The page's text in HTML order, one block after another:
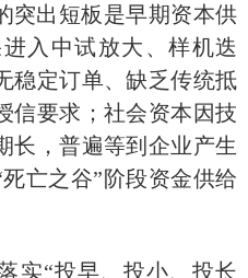
突出短板是早期资本供
入中试放大、样机迭
稳定订单、缺乏传统抵
信要求；社会资本因技
长，普遍等到企业产生
死亡之谷”阶段资金供给
实“投早、投小、投长